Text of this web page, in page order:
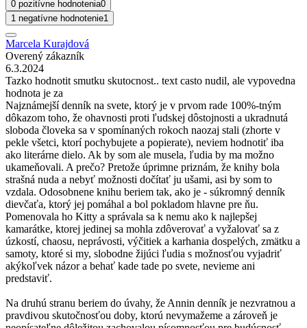
0 pozitívne hodnotenia0
1 negatívne hodnotenie1
Marcela Kurajdová
Overený zákazník
6.3.2024
Tazko hodnotit smutku skutocnost.. text casto nudil, ale vypovedna
hodnota je za
Najznámejší denník na svete, ktorý je v prvom rade 100%-tným
dôkazom toho, že ohavnosti proti ľudskej dôstojnosti a ukradnutá
sloboda človeka sa v spomínaných rokoch naozaj stali (zhorte v
pekle všetci, ktorí pochybujete a popierate), neviem hodnotiť iba
ako literárne dielo. Ak by som ale musela, ľudia by ma možno
ukameňovali. A prečo? Pretože úprimne priznám, že knihy bola
strašná nuda a nebyť možnosti dočítať ju ušami, asi by som to
vzdala. Odosobnene knihu beriem tak, ako je - súkromný denník
dievčaťa, ktorý jej pomáhal a bol pokladom hlavne pre ňu.
Pomenovala ho Kitty a správala sa k nemu ako k najlepšej
kamarátke, ktorej jedinej sa mohla zdôverovať a vyžalovať sa z
úzkostí, chaosu, neprávosti, výčitiek a karhania dospelých, zmätku a
samoty, ktoré si my, slobodne žijúci ľudia s možnosťou vyjadriť
akýkoľvek názor a behať kade tade po svete, nevieme ani
predstaviť.
Na druhú stranu beriem do úvahy, že Annin denník je nezvratnou a
pravdivou skutočnosťou doby, ktorú nevymažeme a zároveň je